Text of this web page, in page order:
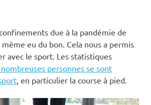
due à la pandémie de
eu du bon. Cela nous a permis
avec le sport. Les statistiques
personnes se sont
, en particulier la course à pied.